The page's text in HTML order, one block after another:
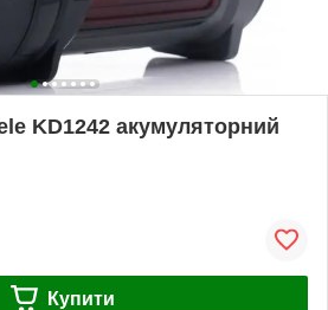
KD1242 акумуляторний
Купити